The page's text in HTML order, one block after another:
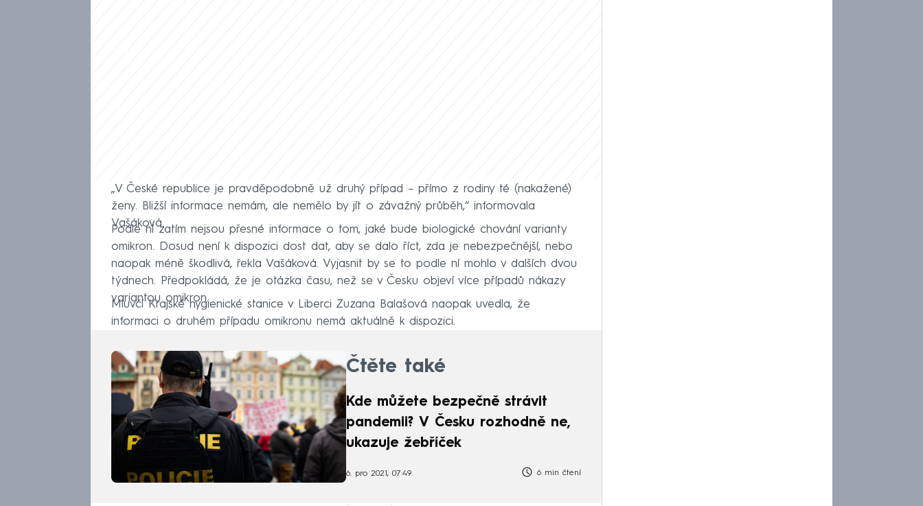
„V České republice je pravděpodobně už druhý případ – přímo z rodiny té (nakažené)
ženy. Bližší informace nemám, ale nemělo by jít o závažný průběh,“ informovala
Vašáková.
Podle ní zatím nejsou přesné informace o tom, jaké bude biologické chování varianty
omikron. Dosud není k dispozici dost dat, aby se dalo říct, zda je nebezpečnější, nebo
naopak méně škodlivá, řekla Vašáková. Vyjasnit by se to podle ní mohlo v dalších dvou
týdnech. Předpokládá, že je otázka času, než se v Česku objeví více případů nákazy
variantou omikron.
Mluvčí Krajské hygienické stanice v Liberci Zuzana Balašová naopak uvedla, že
informaci o druhém případu omikronu nemá aktuálně k dispozici.
Čtěte také
Kde můžete bezpečně strávit
pandemii? V Česku rozhodně ne,
ukazuje žebříček
6. pro 2021, 07:49 6 min čtení